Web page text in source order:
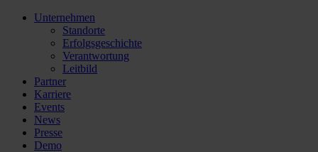
Unternehmen
Standorte
Erfolgsgeschichte
Verantwortung
Leitbild
Partner
Karriere
Events
News
Presse
Demo